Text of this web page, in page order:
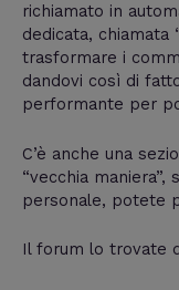
richiamato in
dedicata, chiamata “
trasformare i
dandovi così di
performante per
C’è anche una
“vecchia
personale, potete
Il forum lo trovate